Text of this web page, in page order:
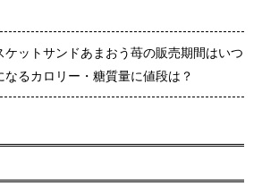
ケットサンドあまおう苺の販売期間はいつ
るカロリー・糖質量に値段は？